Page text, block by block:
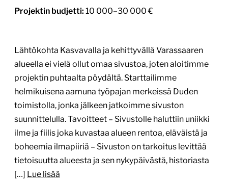
Projektin budjetti: 10 000–30 000 €
Lähtökohta Kasvavalla ja kehittyvällä Varassaaren
alueella ei vielä ollut omaa sivustoa, joten aloitimme
projektin puhtaalta pöydältä. Starttailimme
helmikuisena aamuna työpajan merkeissä Duden
toimistolla, jonka jälkeen jatkoimme sivuston
suunnittelulla. Tavoitteet – Sivustolle haluttiin uniikki
ilme ja fiilis joka kuvastaa alueen rentoa, eläväistä ja
boheemia ilmapiiriä – Sivuston on tarkoitus levittää
tietoisuutta alueesta ja sen nykypäivästä, historiasta
[…] Lue lisää